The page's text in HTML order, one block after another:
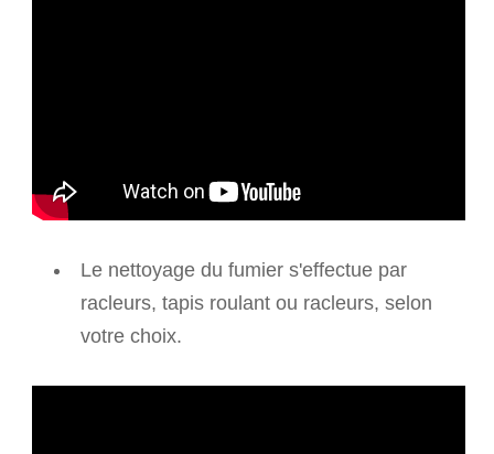
Le nettoyage du fumier s'effectue par
racleurs, tapis roulant ou racleurs, selon
votre choix.